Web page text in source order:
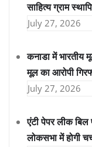
साहित्य ग्राम
July 27, 2026
कनाडा में भारतीय
मूल का आरोपी
July 27, 2026
एंटी पेपर लीक
लोकसभा में होगी